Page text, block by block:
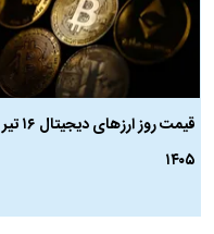
قیمت روز ارز‌های دیجیتال ۱۶ تیر
۱۴۰۵